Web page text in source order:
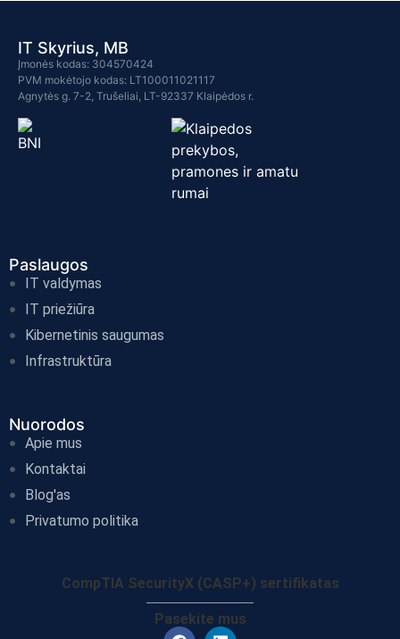
IT Skyrius, MB
Įmonės kodas: 304570424
PVM mokėtojo kodas: LT100011021117
Agnytės g. 7-2, Trušeliai, LT-92337 Klaipėdos r.
Paslaugos
IT valdymas
IT priežiūra
Kibernetinis saugumas
Infrastruktūra
Nuorodos
Apie mus
Kontaktai
Blog'as
Privatumo politika
CompTIA SecurityX (CASP+) sertifikatas
Pasekite mus